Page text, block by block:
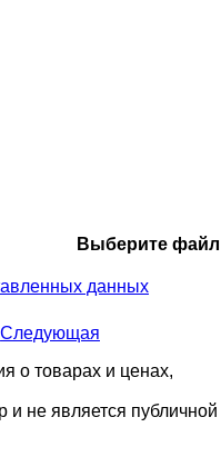
Выберите файл
данных
Следующая
о товарах и ценах,
не является публичной